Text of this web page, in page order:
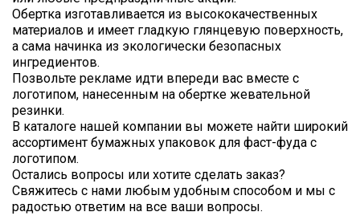
Обертка изготавливается из высококачественных
материалов и имеет гладкую глянцевую поверхность,
а сама начинка из экологически безопасных
ингредиентов.
Позвольте рекламе идти впереди вас вместе с
логотипом, нанесенным на обертке жевательной
резинки.
В каталоге нашей компании вы можете найти широкий
ассортимент бумажных упаковок для фаст-фуда с
логотипом.
Остались вопросы или хотите сделать заказ?
Свяжитесь с нами любым удобным способом и мы с
радостью ответим на все ваши вопросы.